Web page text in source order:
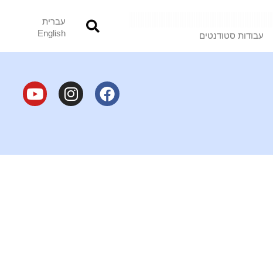
עבודות סטודנטים
עברית
English